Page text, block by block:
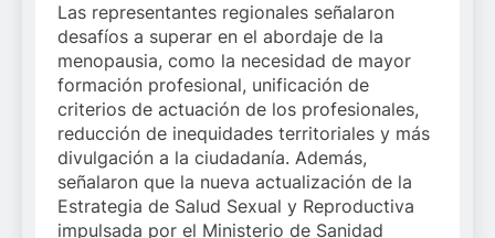
Las representantes regionales señalaron
desafíos a superar en el abordaje de la
menopausia, como la necesidad de mayor
formación profesional, unificación de
criterios de actuación de los profesionales,
reducción de inequidades territoriales y más
divulgación a la ciudadanía. Además,
señalaron que la nueva actualización de la
Estrategia de Salud Sexual y Reproductiva
impulsada por el Ministerio de Sanidad